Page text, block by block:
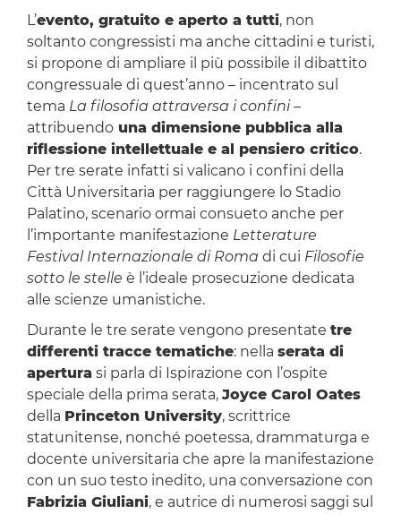
L’evento, gratuito e aperto a tutti, non
soltanto congressisti ma anche cittadini e turisti,
si propone di ampliare il più possibile il dibattito
congressuale di quest’anno – incentrato sul
tema La filosofia attraversa i confini–
attribuendouna dimensione pubblica alla
riflessione intellettuale e al pensiero critico.
Per tre serate infatti si valicano i confini della
Città Universitaria per raggiungere lo Stadio
Palatino, scenario ormai consueto anche per
l’importante manifestazione Letterature
Festival Internazionale di Roma di cui Filosofie
sotto le stelle è l’ideale prosecuzione dedicata
alle scienze umanistiche.
Durante le tre serate vengono presentate tre
differenti tracce tematiche: nella serata di
apertura si parla di Ispirazione con l’ospite
speciale della prima serata, Joyce Carol Oates
della Princeton University, scrittrice
statunitense, nonché poetessa, drammaturga e
docente universitaria che apre la manifestazione
con un suo testo inedito, una conversazione con
Fabrizia Giuliani, e autrice di numerosi saggi sul